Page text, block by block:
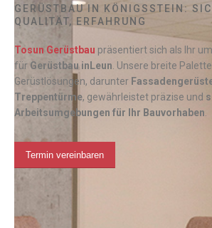
GERÜSTBAU IN KÖNIGSSTEIN:
QUALITÄT, ERFAHRUNG
Tosun Gerüstbau präsentiert sich als Ihr
für Gerüstbau in Leun . Unsere breite
Gerüstlösungen, darunter
Treppentürme, gewährleistet präzise und
Arbeitsumgebungen für Ihr Bauvorhaben
Termin vereinbaren